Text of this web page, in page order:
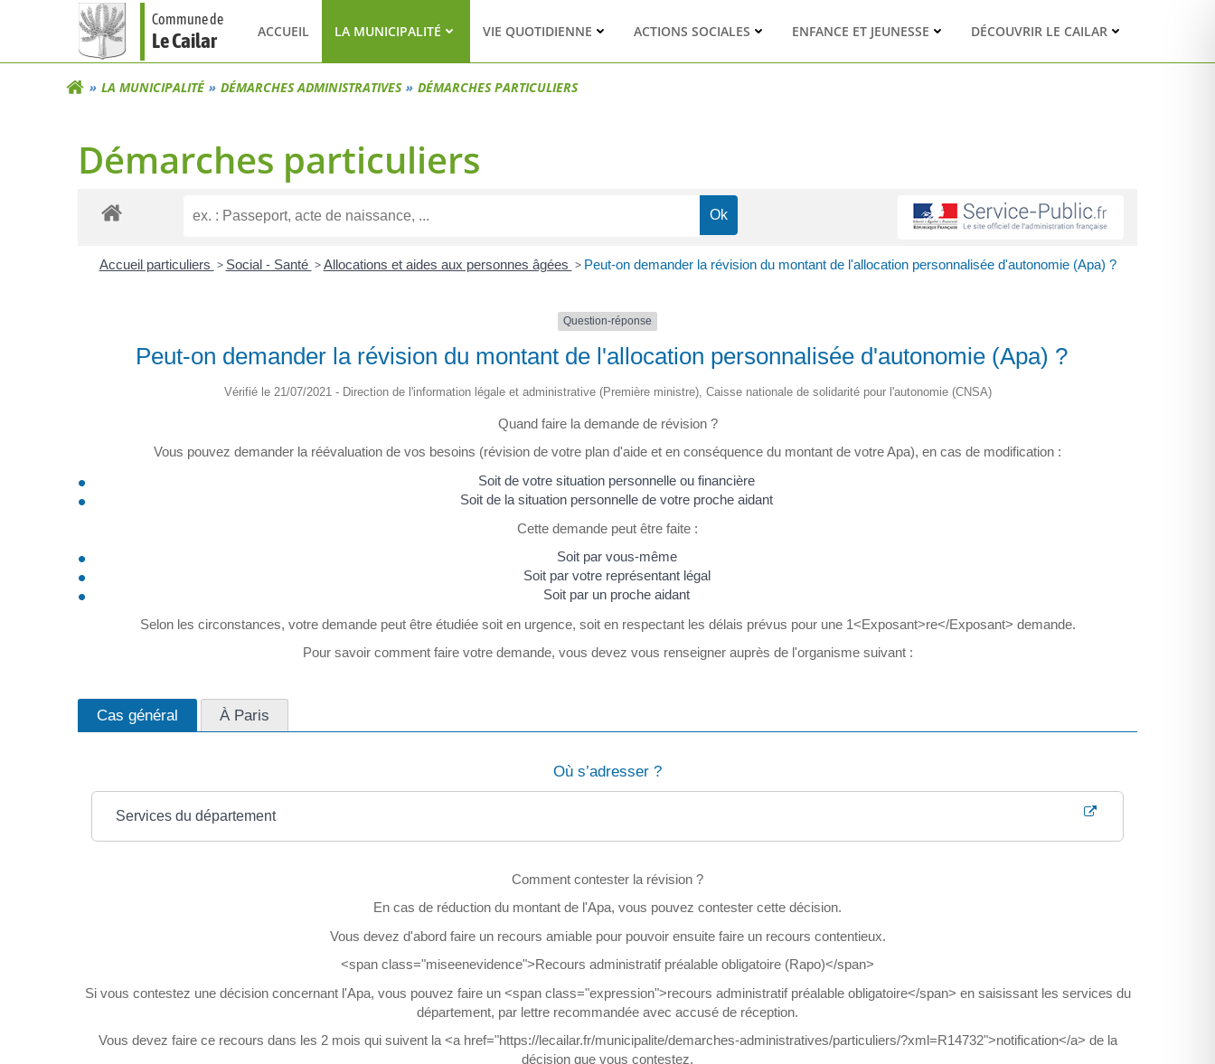
Commune de
Le Cailar ACCUEIL LA MUNICIPALITÉ VIE QUOTIDIENNE ACTIONS SOCIALES ENFANCE ET JEUNESSE DÉCOUVRIR LE CAILAR
LA MUNICIPALITÉ DÉMARCHES ADMINISTRATIVES DÉMARCHES PARTICULIERS
Démarches particuliers
Accueil particuliers > Social - Santé > Allocations et aides aux personnes âgées > Peut-on demander la révision du montant de l'allocation personnalisée d'autonomie (Apa) ?
Question-réponse
Peut-on demander la révision du montant de l'allocation personnalisée d'autonomie (Apa) ?
Vérifié le 21/07/2021 - Direction de l'information légale et administrative (Première ministre), Caisse nationale de solidarité pour l'autonomie (CNSA)
Quand faire la demande de révision ?
Vous pouvez demander la réévaluation de vos besoins (révision de votre plan d'aide et en conséquence du montant de votre Apa), en cas de modification :
Soit de votre situation personnelle ou financière
Soit de la situation personnelle de votre proche aidant
Cette demande peut être faite :
Soit par vous-même
Soit par votre représentant légal
Soit par un proche aidant
Selon les circonstances, votre demande peut être étudiée soit en urgence, soit en respectant les délais prévus pour une 1<Exposant>re</Exposant> demande.
Pour savoir comment faire votre demande, vous devez vous renseigner auprès de l'organisme suivant :
Cas général À Paris
Où s’adresser ?
Services du département
Comment contester la révision ?
En cas de réduction du montant de l'Apa, vous pouvez contester cette décision.
Vous devez d'abord faire un recours amiable pour pouvoir ensuite faire un recours contentieux.
<span class="miseenevidence">Recours administratif préalable obligatoire (Rapo)</span>
Si vous contestez une décision concernant l'Apa, vous pouvez faire un <span class="expression">recours administratif préalable obligatoire</span> en saisissant les services du
département, par lettre recommandée avec accusé de réception.
Vous devez faire ce recours dans les 2 mois qui suivent la <a href="https://lecailar.fr/municipalite/demarches-administratives/particuliers/?xml=R14732">notification</a> de la
décision que vous contestez.